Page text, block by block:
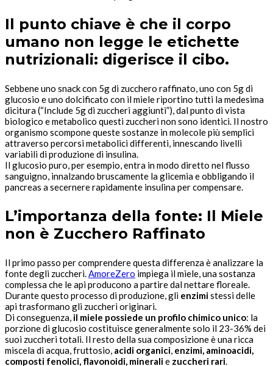
Il punto chiave è che il corpo
umano non legge le etichette
nutrizionali: digerisce il cibo.
Sebbene uno snack con 5g di zucchero raffinato, uno con 5g di
glucosio e uno dolcificato con il miele riportino tutti la medesima
dicitura (“Include 5g di zuccheri aggiunti”), dal punto di vista
biologico e metabolico questi zuccheri non sono identici. Il nostro
organismo scompone queste sostanze in molecole più semplici
attraverso percorsi metabolici differenti, innescando livelli
variabili di produzione di insulina.
Il glucosio puro, per esempio, entra in modo diretto nel flusso
sanguigno, innalzando bruscamente la glicemia e obbligando il
pancreas a secernere rapidamente insulina per compensare.
L’importanza della fonte: Il Miele
non è Zucchero Raffinato
Il primo passo per comprendere questa differenza è analizzare la
fonte degli zuccheri.AmoreZero impiega il miele, una sostanza
complessa che le api producono a partire dal nettare floreale.
Durante questo processo di produzione, gli enzimistessi delle
api trasformano gli zuccheri originari.
Di conseguenza, il miele possiede un profilo chimico unico: la
porzione di glucosio costituisce generalmente solo il 23-36% dei
suoi zuccheri totali. Il resto della sua composizione è una ricca
miscela di acqua, fruttosio, acidi organici, enzimi, aminoacidi,
composti fenolici, flavonoidi, mineralie zuccheri rari.